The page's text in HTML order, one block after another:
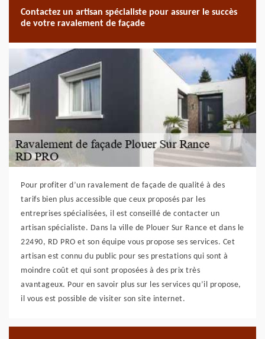
Contactez un artisan spécialiste pour assurer le succès
de votre ravalement de façade
Pour profiter d’un ravalement de façade de qualité à des
tarifs bien plus accessible que ceux proposés par les
entreprises spécialisées, il est conseillé de contacter un
artisan spécialiste. Dans la ville de Plouer Sur Rance et dans le
22490, RD PRO et son équipe vous propose ses services. Cet
artisan est connu du public pour ses prestations qui sont à
moindre coût et qui sont proposées à des prix très
avantageux. Pour en savoir plus sur les services qu’il propose,
il vous est possible de visiter son site internet.